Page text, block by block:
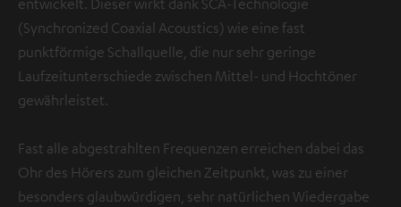
entwickelt. Dieser wirkt dank SCA-Technologie
(Synchronized Coaxial Acoustics) wie eine fast
punktförmige Schallquelle, die nur sehr geringe
Laufzeitunterschiede zwischen Mittel- und Hochtöner
gewährleistet.
Fast alle abgestrahlten Frequenzen erreichen dabei das
Ohr des Hörers zum gleichen Zeitpunkt, was zu einer
besonders glaubwürdigen, sehr natürlichen Wiedergabe